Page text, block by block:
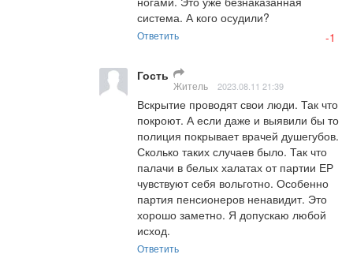
система. А кого осудили?
Ответить -1
Гость
Житель 2023.08.11 21:39
Вскрытие проводят свои люди. Так что
покроют. А если даже и выявили бы то
полиция покрывает врачей душегубов.
Сколько таких случаев было. Так что
палачи в белых халатах от партии ЕР
чувствуют себя вольготно. Особенно
партия пенсионеров ненавидит. Это
хорошо заметно. Я допускаю любой
исход.
Ответить